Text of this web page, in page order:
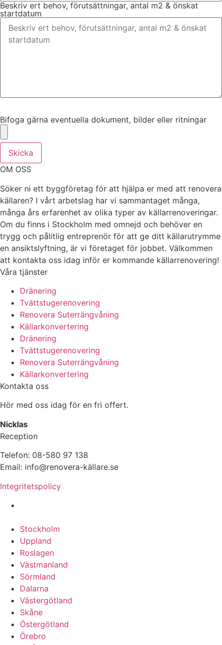
Beskriv ert behov, förutsättningar, antal m2 & önskat
startdatum
Bifoga gärna eventuella dokument, bilder eller ritningar
Skicka
OM OSS
Söker ni ett byggföretag för att hjälpa er med att renovera
källaren? I vårt arbetslag har vi sammantaget många,
många års erfarenhet av olika typer av källarrenoveringar.
Om du finns i Stockholm med omnejd och behöver en
trygg och pålitlig entreprenör för att ge ditt källarutrymme
en ansiktslyftning, är vi företaget för jobbet. Välkommen
att kontakta oss idag inför er kommande källarrenovering!
Våra tjänster
Dränering
Tvättstugerenovering
Renovera Suterrängvåning
Källarkonvertering
Dränering
Tvättstugerenovering
Renovera Suterrängvåning
Källarkonvertering
Kontakta oss
Hör med oss idag för en fri offert.
Nicklas
Reception
Telefon: 08-580 97 138
Email: info@renovera-källare.se
Integritetspolicy
Stockholm
Uppland
Roslagen
Västmanland
Sörmland
Dalarna
Västergötland
Skåne
Östergötland
Örebro